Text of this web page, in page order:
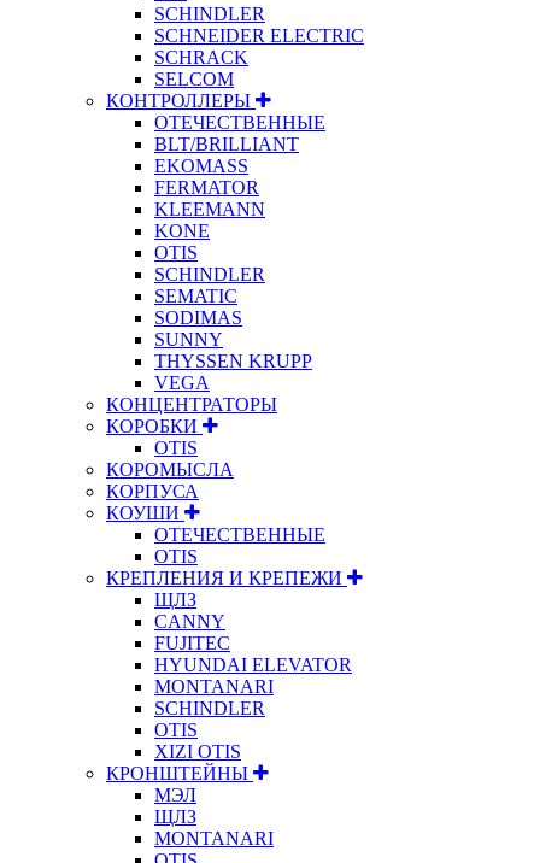
SCHINDLER
SCHNEIDER ELECTRIC
SCHRACK
SELCOM
КОНТРОЛЛЕРЫ
ОТЕЧЕСТВЕННЫЕ
BLT/BRILLIANT
EKOMASS
FERMATOR
KLEEMANN
KONE
OTIS
SCHINDLER
SEMATIC
SODIMAS
SUNNY
THYSSEN KRUPP
VEGA
КОНЦЕНТРАТОРЫ
КОРОБКИ
OTIS
КОРОМЫСЛА
КОРПУСА
КОУШИ
ОТЕЧЕСТВЕННЫЕ
OTIS
КРЕПЛЕНИЯ И КРЕПЕЖИ
ЩЛЗ
CANNY
FUJITEC
HYUNDAI ELEVATOR
MONTANARI
SCHINDLER
OTIS
XIZI OTIS
КРОНШТЕЙНЫ
МЭЛ
ЩЛЗ
MONTANARI